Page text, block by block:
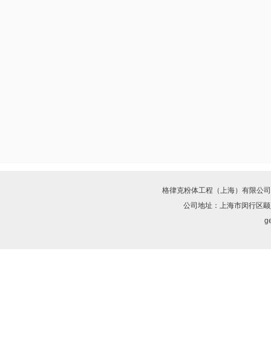
格律克粉体工程（上海）有限公司
公司地址：上海市闵行区